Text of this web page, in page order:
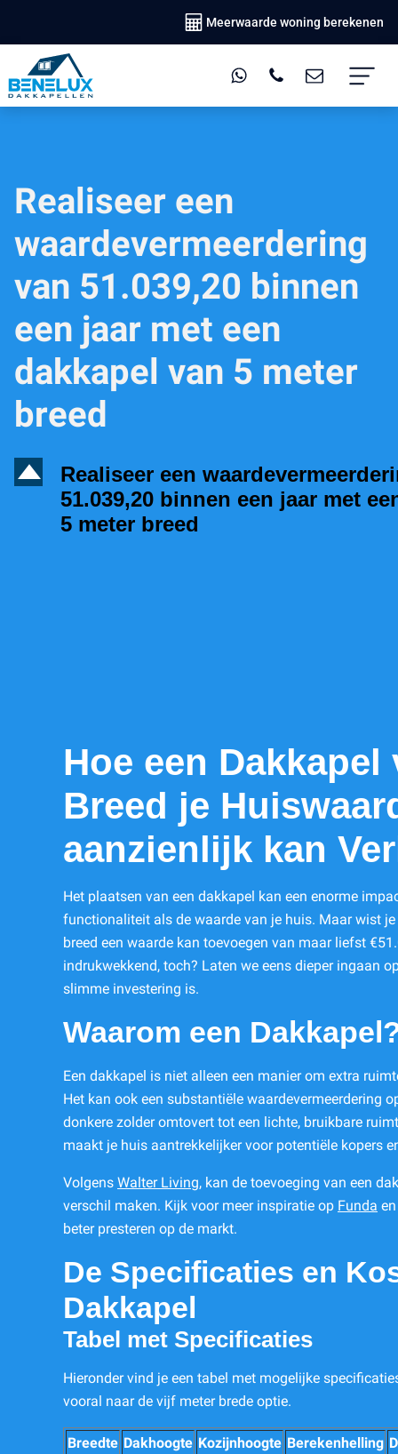
Meerwaarde woning berekenen
Realiseer een
waardevermeerdering
van 51.039,20 binnen
een jaar met een
dakkapel van 5 meter
breed
D
Realiseer een
51.039,20 binnen een jaar met
5 meter breed
Hoe een Dakkapel
Breed je
aanzienlijk kan
Het plaatsen van een dakkapel kan een enorme
functionaliteit als de waarde van je huis. Maar wist
breed een waarde kan toevoegen van maar liefst
indrukwekkend, toch? Laten we eens dieper ingaan
slimme investering is.
Waarom een
Een dakkapel is niet alleen een manier om extra
Het kan ook een substantiële waardevermeerdering
donkere zolder omtovert tot een lichte, bruikbare
maakt je huis aantrekkelijker voor potentiële kopers
Volgens Walter Living, kan de toevoeging van een
verschil maken. Kijk voor meer inspiratie op Funda
beter presteren op de markt.
De Specificaties en
Dakkapel
Tabel met Specificaties
Hieronder vind je een tabel met mogelijke
vooral naar de vijf meter brede optie.
Breedte Dakhoogte Kozijnhoogte Berekenhelling